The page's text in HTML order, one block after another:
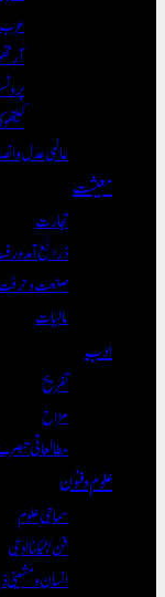
عرب
عالمی عدل و
معیشت
تجارت
ذرائع
صنعت و حرفت
مالیات
ادب
تفریح
مزاح
مطالعاتی
علوم و فنون
سماجی علوم
فن/ٹیکنالوجی
انسان و مشینی